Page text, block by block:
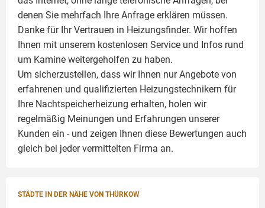
denen Sie mehrfach Ihre Anfrage erklären müssen.
Danke für Ihr Vertrauen in Heizungsfinder. Wir hoffen
Ihnen mit unserem kostenlosen Service und Infos rund
um Kamine weitergeholfen zu haben.
Um sicherzustellen, dass wir Ihnen nur Angebote von
erfahrenen und qualifizierten Heizungstechnikern für
Ihre Nachtspeicherheizung erhalten, holen wir
regelmäßig Meinungen und Erfahrungen unserer
Kunden ein - und zeigen Ihnen diese Bewertungen auch
gleich bei jeder vermittelten Firma an.
STÄDTE IN DER NÄHE VON THÜRKOW